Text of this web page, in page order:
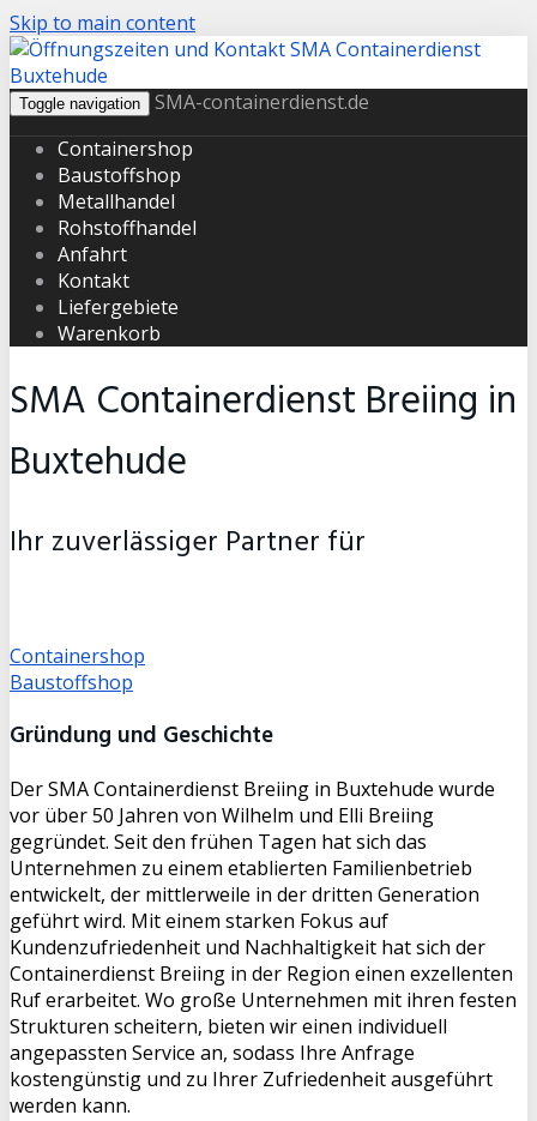
Skip to main content
Toggle navigation
SMA-containerdienst.de
Containershop
Baustoffshop
Metallhandel
Rohstoffhandel
Anfahrt
Kontakt
Liefergebiete
Warenkorb
SMA Containerdienst Breiing in
Buxtehude
Ihr zuverlässiger Partner für
Containershop
Baustoffshop
Gründung und Geschichte
Der SMA Containerdienst Breiing in Buxtehude wurde
vor über 50 Jahren von Wilhelm und Elli Breiing
gegründet. Seit den frühen Tagen hat sich das
Unternehmen zu einem etablierten Familienbetrieb
entwickelt, der mittlerweile in der dritten Generation
geführt wird. Mit einem starken Fokus auf
Kundenzufriedenheit und Nachhaltigkeit hat sich der
Containerdienst Breiing in der Region einen exzellenten
Ruf erarbeitet. Wo große Unternehmen mit ihren festen
Strukturen scheitern, bieten wir einen individuell
angepassten Service an, sodass Ihre Anfrage
kostengünstig und zu Ihrer Zufriedenheit ausgeführt
werden kann.